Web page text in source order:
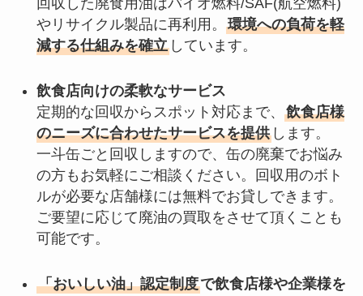
やリサイクル製品に再利用。 環境への負荷を軽
減する仕組みを確立しています。
飲食店向けの柔軟なサービス
定期的な回収からスポット対応まで、 飲食店様
のニーズに合わせたサービスを提供します。
一斗缶ごと回収しますので、缶の廃棄でお悩み
の方もお気軽にご相談ください。回収用のボト
ルが必要な店舗様には無料でお貸しできます。
ご要望に応じて廃油の買取をさせて頂くことも
可能です。
「おいしい油」認定制度で飲食店様や企業様を